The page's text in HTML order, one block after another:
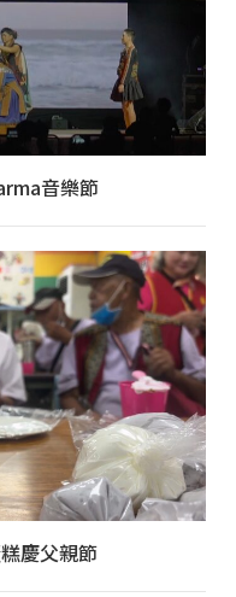
音樂節
慶父親節